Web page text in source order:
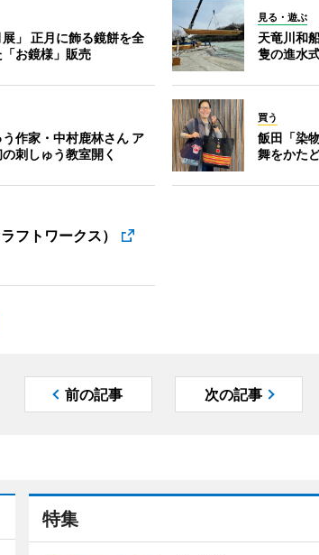
」 正月に飾る鏡餅を全
お鏡様」販売
見る・遊ぶ
天竜川和
隻の進水
作家・中村鹿林さん ア
刺しゅう教室開く
買う
飯田「染
舞をかた
フトワークス）
前の記事 次の記事
特集